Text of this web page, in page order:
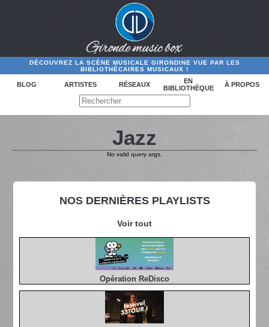
DÉCOUVREZ LA SCÈNE MUSICALE GIRONDINE VUE PAR LES
BIBLIOTHÉCAIRES MUSICAUX !
BLOG ARTISTES RÉSEAUX
EN
BIBLIOTHÈQUE
À PROPOS
NOS DERNIÈRES PLAYLISTS
Voir tout
Opération ReDisco
Jazz
No valid query args.